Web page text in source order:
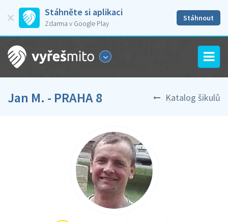
Stáhněte si aplikaci
Zdarma v Google Play
Stáhnout
Jan M. - PRAHA 8 Katalog šikulů